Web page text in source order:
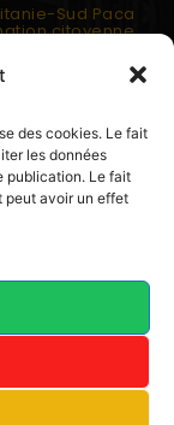
des cookies. Le fait
les données
publication. Le fait
peut avoir un effet
Sud Paca
citoyenne
évaluées à
à l'échelon
capitale.